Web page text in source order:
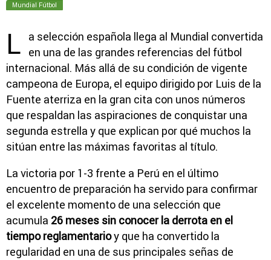
Mundial Fútbol
L
a selección española llega al Mundial convertida
en una de las grandes referencias del fútbol
internacional. Más allá de su condición de vigente
campeona de Europa, el equipo dirigido por Luis de la
Fuente aterriza en la gran cita con unos números
que respaldan las aspiraciones de conquistar una
segunda estrella y que explican por qué muchos la
sitúan entre las máximas favoritas al título.
La victoria por 1-3 frente a Perú en el último
encuentro de preparación ha servido para confirmar
el excelente momento de una selección que
acumula 26 meses sin conocer la derrota en el
tiempo reglamentarioy que ha convertido la
regularidad en una de sus principales señas de